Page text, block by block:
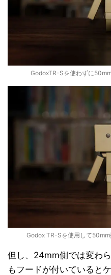
GodoxTR-Sを使わずに
Godox TR-Sを使用して50mm
但し、24mm側では変わ
もフードが付いていると